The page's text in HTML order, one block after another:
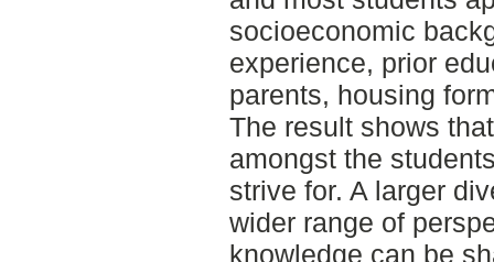
socioeconomic
experience, prior
parents, housing
The result shows
amongst the
strive for. A larger
wider range of
knowledge can be